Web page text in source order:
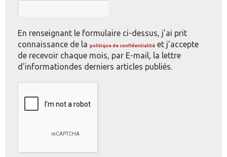
En renseignant le formulaire ci-dessus, j'ai prit
connaissance de la politique de confidentialité et j'accepte
de recevoir chaque mois, par E-mail, la lettre
d'informationdes derniers articles publiés.